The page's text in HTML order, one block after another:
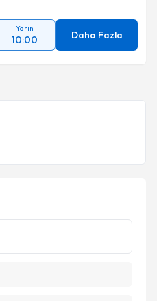
Yarın
10:00 Daha Fazla